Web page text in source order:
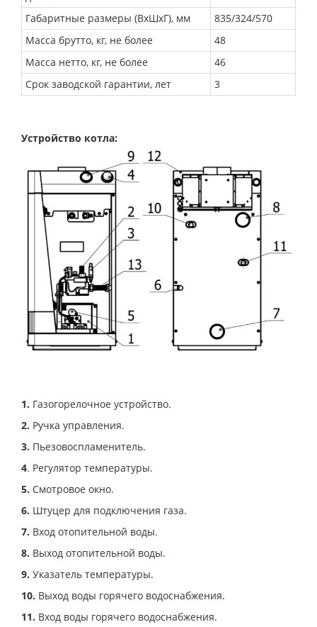
Габаритные размеры (ВхШхГ), мм
835/324/570
Масса брутто, кг, не более
48
Масса нетто, кг, не более
46
Срок заводской гарантии, лет
3
Устройство котла:
1. Газогорелочное устройство.
2. Ручка управления.
3. Пьезовоспламенитель.
4. Регулятор температуры.
5. Смотровое окно.
6. Штуцер для подключения газа.
7. Вход отопительной воды.
8. Выход отопительной воды.
9. Указатель температуры.
10. Выход воды горячего водоснабжения.
11. Вход воды горячего водоснабжения.